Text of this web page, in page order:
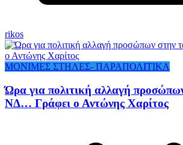
rikos
ΜΟΝΙΜΕΣ ΣΤΗΛΕΣ- ΠΑΡΑΠΟΛΙΤΙΚΑ
Ώρα για πολιτική αλλαγή
ΝΔ… Γράφει ο Αντώνης Χαρίτος